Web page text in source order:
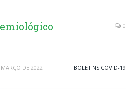
0
MARÇO DE 2022 BOLETINS COVID-19